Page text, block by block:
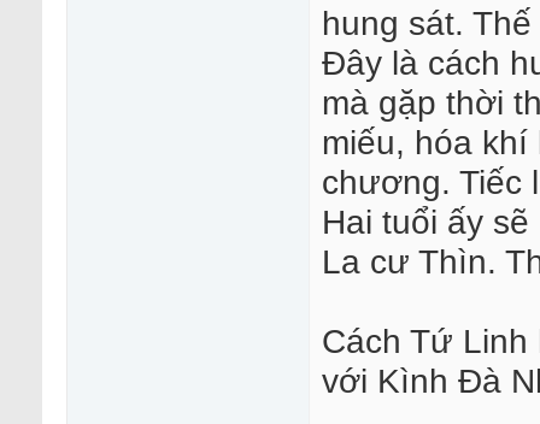
hung sát.
Đây là cách
mà gặp thời
miếu, hóa
chương. Tiếc
Hai tuổi ấy
La cư Thìn.
Cách Tứ
với Kình Đà